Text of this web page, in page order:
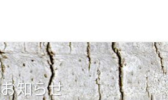
お知らせ